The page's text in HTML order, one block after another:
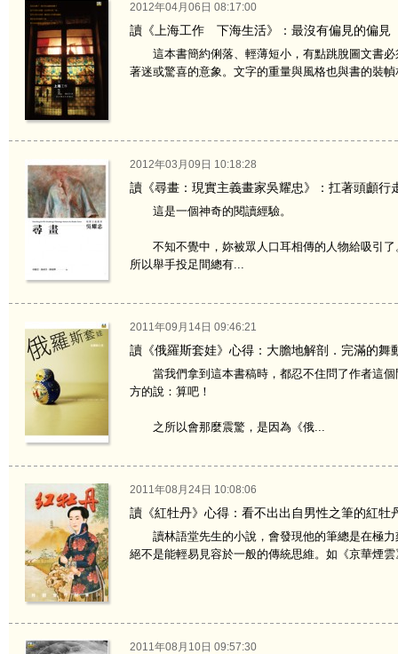
2012年04月06日 08:17:00
讀《上海工作 下海生活》：最沒有偏見的偏見
這本書簡約俐落、輕薄短小，有點跳脫圖文書必
著迷或驚喜的意象。文字的重量與風格也與書的裝
2012年03月09日 10:18:28
讀《尋畫：現實主義畫家吳耀忠》：扛著頭顱行
這是一個神奇的閱讀經驗。
不知不覺中，妳被眾人口耳相傳的人物給吸引了
所以舉手投足間總有...
2011年09月14日 09:46:21
讀《俄羅斯套娃》心得：大膽地解剖．完滿的舞
當我們拿到這本書稿時，都忍不住問了作者這個
方的說：算吧！
之所以會那麼震驚，是因為《俄...
2011年08月24日 10:08:06
讀《紅牡丹》心得：看不出出自男性之筆的紅牡
讀林語堂先生的小說，會發現他的筆總是在極力
絕不是能輕易見容於一般的傳統思維。如《京華煙
2011年08月10日 09:57:30